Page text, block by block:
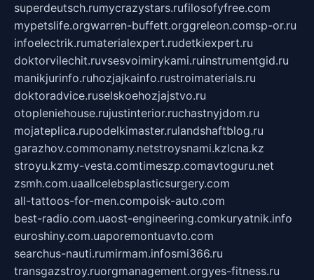
superdeutsch.rumycrazystars.rufilosofyfree.com
mypetslife.orgwarren-buffett.orggreleon.comsp-or.ru
infoelectrik.rumaterialexpert.rudetkiexpert.ru
doktorvilechit.ruvsesvoimirykami.ruinstrumentgid.ru
manikjurinfo.ruhozjajkainfo.rustroimaterials.ru
doktoradvice.ruselskoehozjajstvo.ru
otopleniehouse.rujustinterior.ruchastnyjdom.ru
mojateplica.rupodelkimaster.rulandshaftblog.ru
garazhov.commonamy.netstroysnami.kzlcna.kz
stroyu.kzmy-vesta.comtimeszp.comavtoguru.net
zsmh.com.uaallcelebsplasticsurgery.com
all-tattoos-for-men.compoisk-auto.com
best-radio.com.uaost-engineering.comkuryatnik.info
euroshiny.com.uaporemontuavto.com
searchus-nauti.rumirmam.infosmi366.ru
transgazstroy.ruorgmanagement.orgyes-fitness.ru